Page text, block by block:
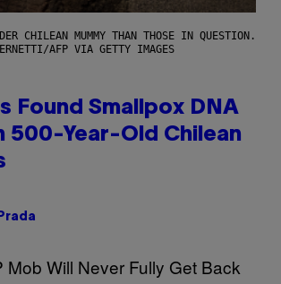
CHILEAN MUMMY THAN THOSE IN QUESTION.
AFP VIA GETTY IMAGES
Found Smallpox DNA
500-Year-Old Chilean